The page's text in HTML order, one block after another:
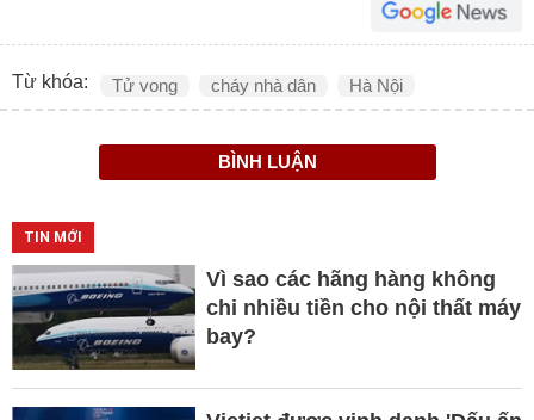
Từ khóa: Tử vong cháy nhà dân Hà Nội
BÌNH LUẬN
TIN MỚI
Vì sao các hãng hàng không
chi nhiều tiền cho nội thất máy
bay?